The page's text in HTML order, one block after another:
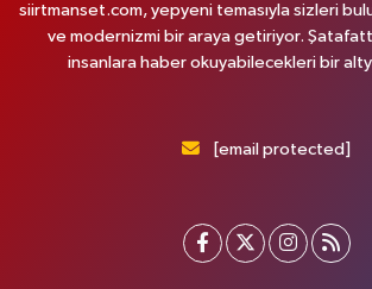
siirtmanset.com, yepyeni temasıyla sizleri
ve modernizmi bir araya getiriyor.
insanlara haber okuyabilecekleri bir
[email protected]